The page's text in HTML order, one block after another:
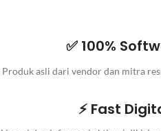
✅ 100%
Produk asli dari vendor dan mitra
⚡ Fast